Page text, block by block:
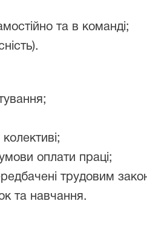
та в команді;
оплати праці;
трудовим
та навчання.